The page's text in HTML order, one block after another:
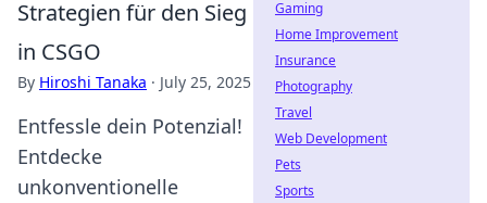
Strategien für den Sieg
in CSGO
By Hiroshi Tanaka · July 25, 2025
Entfessle dein Potenzial!
Entdecke
unkonventionelle
Gaming
Home Improvement
Insurance
Photography
Travel
Web Development
Pets
Sports